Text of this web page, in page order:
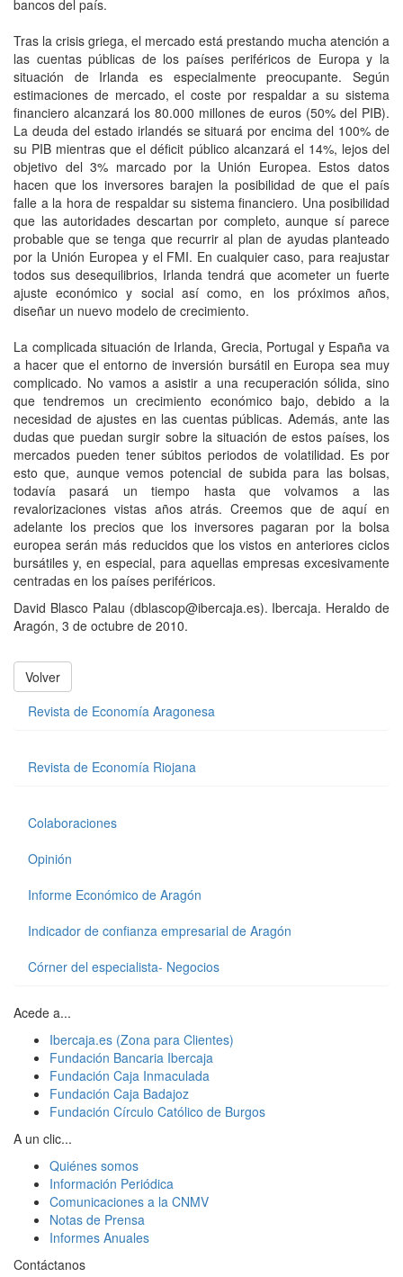
bancos del país.
Tras la crisis griega, el mercado está prestando mucha atención a
las cuentas públicas de los países periféricos de Europa y la
situación de Irlanda es especialmente preocupante. Según
estimaciones de mercado, el coste por respaldar a su sistema
financiero alcanzará los 80.000 millones de euros (50% del PIB).
La deuda del estado irlandés se situará por encima del 100% de
su PIB mientras que el déficit público alcanzará el 14%, lejos del
objetivo del 3% marcado por la Unión Europea. Estos datos
hacen que los inversores barajen la posibilidad de que el país
falle a la hora de respaldar su sistema financiero. Una posibilidad
que las autoridades descartan por completo, aunque sí parece
probable que se tenga que recurrir al plan de ayudas planteado
por la Unión Europea y el FMI. En cualquier caso, para reajustar
todos sus desequilibrios, Irlanda tendrá que acometer un fuerte
ajuste económico y social así como, en los próximos años,
diseñar un nuevo modelo de crecimiento.
La complicada situación de Irlanda, Grecia, Portugal y España va
a hacer que el entorno de inversión bursátil en Europa sea muy
complicado. No vamos a asistir a una recuperación sólida, sino
que tendremos un crecimiento económico bajo, debido a la
necesidad de ajustes en las cuentas públicas. Además, ante las
dudas que puedan surgir sobre la situación de estos países, los
mercados pueden tener súbitos periodos de volatilidad. Es por
esto que, aunque vemos potencial de subida para las bolsas,
todavía pasará un tiempo hasta que volvamos a las
revalorizaciones vistas años atrás. Creemos que de aquí en
adelante los precios que los inversores pagaran por la bolsa
europea serán más reducidos que los vistos en anteriores ciclos
bursátiles y, en especial, para aquellas empresas excesivamente
centradas en los países periféricos.
David Blasco Palau (dblascop@ibercaja.es). Ibercaja. Heraldo de
Aragón, 3 de octubre de 2010.
Volver
Revista de Economía Aragonesa
Revista de Economía Riojana
Colaboraciones
Opinión
Informe Económico de Aragón
Indicador de confianza empresarial de Aragón
Córner del especialista- Negocios
Acede a...
Ibercaja.es (Zona para Clientes)
Fundación Bancaria Ibercaja
Fundación Caja Inmaculada
Fundación Caja Badajoz
Fundación Círculo Católico de Burgos
A un clic...
Quiénes somos
Información Periódica
Comunicaciones a la CNMV
Notas de Prensa
Informes Anuales
Contáctanos